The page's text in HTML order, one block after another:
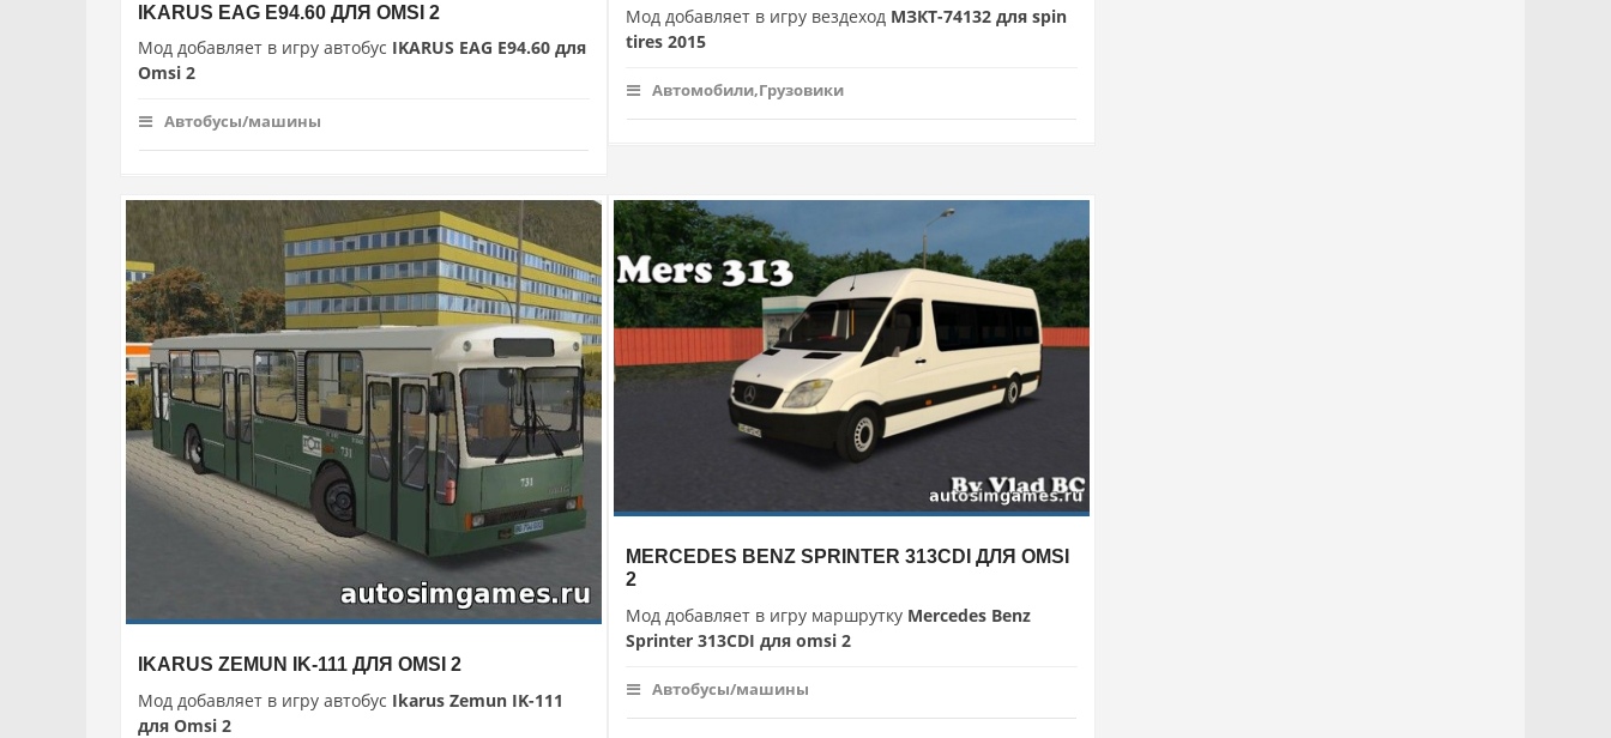
IKARUS EAG E94.60 ДЛЯ OMSI 2
Мод добавляет в игру автобус IKARUS EAG E94.60 для
Omsi 2
Автобусы/машины
Мод добавляет в игру вездеход МЗКТ-74132 для spin
tires 2015
Автомобили,Грузовики
IKARUS ZEMUN IK-111 ДЛЯ OMSI 2
Мод добавляет в игру автобус Ikarus Zemun IK-111
для Omsi 2
MERCEDES BENZ SPRINTER 313CDI ДЛЯ OMSI
2
Мод добавляет в игру маршрутку Mercedes Benz
Sprinter 313CDI для omsi 2
Автобусы/машины